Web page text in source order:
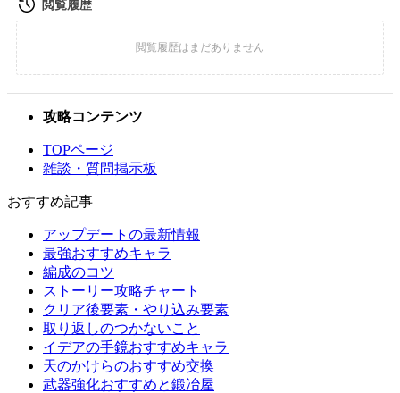
攻略コンテンツ
TOPページ
雑談・質問掲示板
おすすめ記事
アップデートの最新情報
最強おすすめキャラ
編成のコツ
ストーリー攻略チャート
クリア後要素・やり込み要素
取り返しのつかないこと
イデアの手鏡おすすめキャラ
天のかけらのおすすめ交換
武器強化おすすめと鍛冶屋